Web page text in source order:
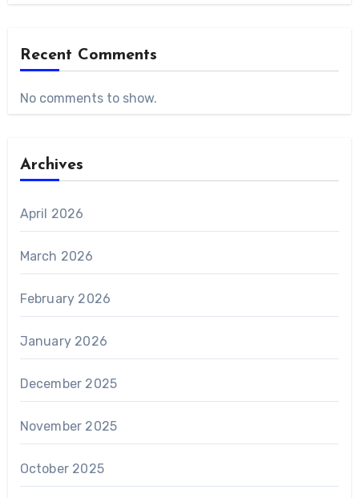
Recent Comments
No comments to show.
Archives
April 2026
March 2026
February 2026
January 2026
December 2025
November 2025
October 2025